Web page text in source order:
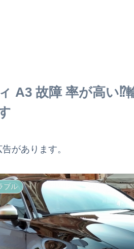
A3 故障 率が高い⁉
があります。
ブル